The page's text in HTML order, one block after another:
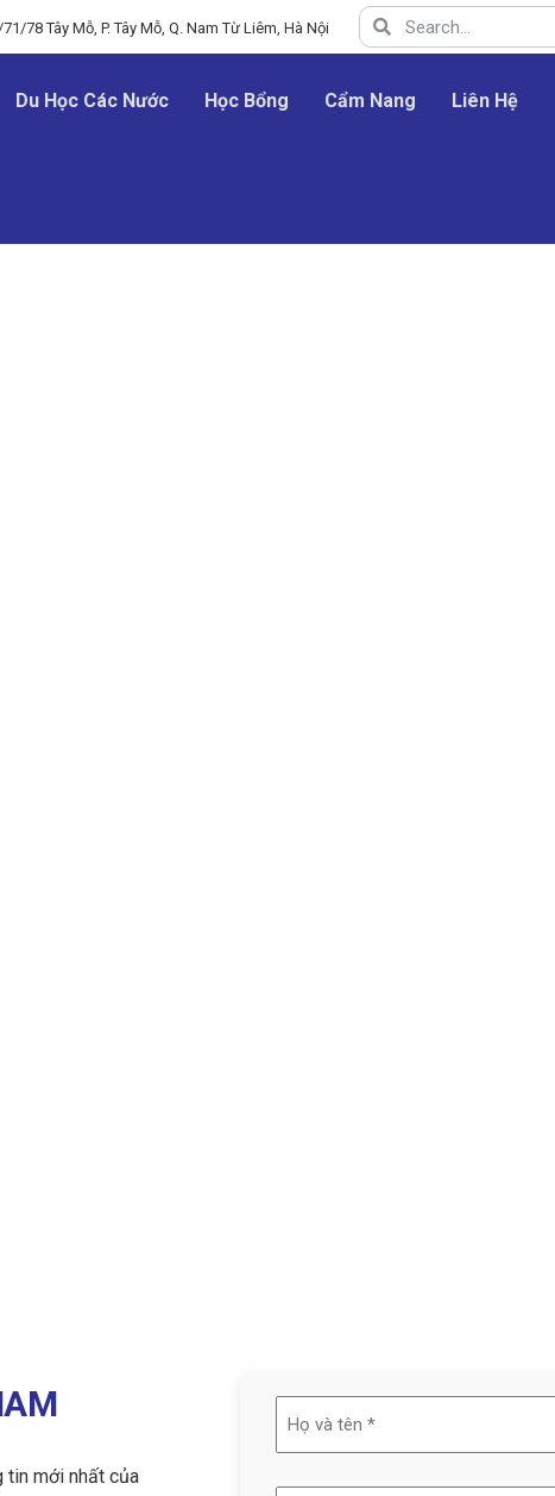
78 Tây Mỗ, P. Tây Mỗ, Q. Nam Từ Liêm, Hà Nội
Du Học Các Nước Học Bổng Cẩm Nang Liên Hệ
tin mới nhất của
và
tên